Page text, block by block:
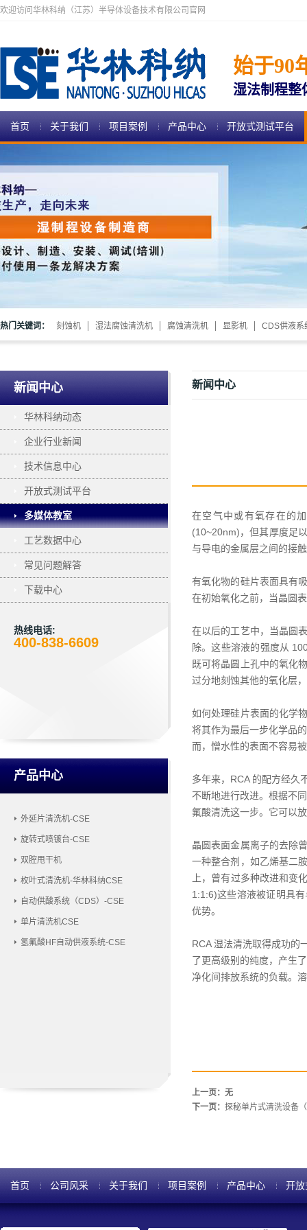
欢迎访问华林科纳（江苏）半导体设备技术有限公司官网
始于90
湿法制程整
首页 关于我们 项目案例 产品中心 开放式测试平台
热门关键词： 刻蚀机 湿法腐蚀清洗机 腐蚀清洗机 显影机 CDS供液系
新闻中心
华林科纳动态
企业行业新闻
技术信息中心
开放式测试平台
多媒体教室
工艺数据中心
常见问题解答
下载中心
热线电话:
400-838-6609
产品中心
外延片清洗机-CSE
旋转式喷镀台-CSE
双腔甩干机
枚叶式清洗机-华林科纳CSE
自动供酸系统（CDS）-CSE
单片清洗机CSE
氢氟酸HF自动供液系统-CSE
新闻中心
在空气中或有氧存在的
(10~20nm)，但其厚度足
与导电的金属层之间的接
有氧化物的硅片表面具有
在初始氧化之前，当晶圆
在以后的工艺中，当晶圆
除。这些溶液的强度从
既可将晶圆上孔中的氧化
过分地刻蚀其他的氧化层
如何处理硅片表面的化学
将其作为最后一步化学品
而，憎水性的表面不容易
多年来，RCA 的配方经久
不断地进行改进。根据不
氟酸清洗这一步。它可以
晶圆表面金属离子的去除
一种整合剂，如乙烯基二
上，曾有过多种改进和变
1:1:6)这些溶液被证明具
优势。
RCA 湿法清洗取得成功的
了更高级别的纯度，产生
净化间排放系统的负载。
上一页：无
下一页： 探秘单片式清洗设备
首页 公司风采 关于我们 项目案例 产品中心 开放